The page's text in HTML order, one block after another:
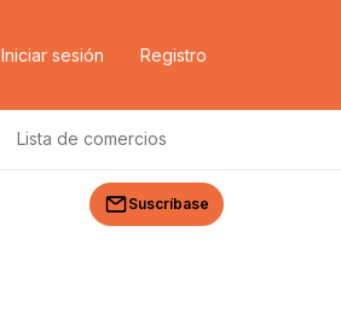
Iniciar sesión Registro
Lista de comercios
Suscríbase